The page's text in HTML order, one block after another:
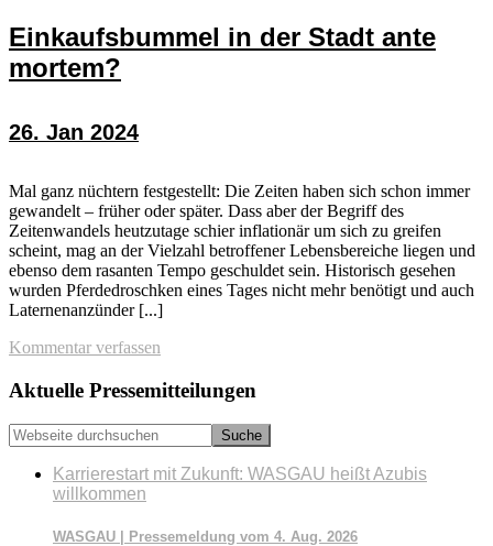
Einkaufsbummel in der Stadt ante
mortem?
26. Jan 2024
Mal ganz nüchtern festgestellt: Die Zeiten haben sich schon immer
gewandelt – früher oder später. Dass aber der Begriff des
Zeitenwandels heutzutage schier inflationär um sich zu greifen
scheint, mag an der Vielzahl betroffener Lebensbereiche liegen und
ebenso dem rasanten Tempo geschuldet sein. Historisch gesehen
wurden Pferdedroschken eines Tages nicht mehr benötigt und auch
Laternenanzünder [...]
Kommentar verfassen
Seitenspalte
Aktuelle Pressemitteilungen
Webseite
durchsuchen
Karrierestart mit Zukunft: WASGAU heißt Azubis
willkommen
WASGAU | Pressemeldung vom 4. Aug. 2026